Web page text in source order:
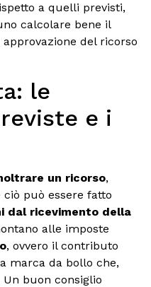
a quelli previsti,
calcolare bene il
del ricorso
le
e i
un ricorso,
può essere fatto
dal ricevimento della
alle imposte
, ovvero il contributo
marca da bollo che,
Un buon consiglio